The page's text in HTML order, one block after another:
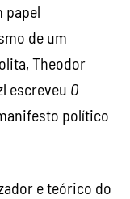
papel
de um
Theodor
escreveu O
político
e teórico do